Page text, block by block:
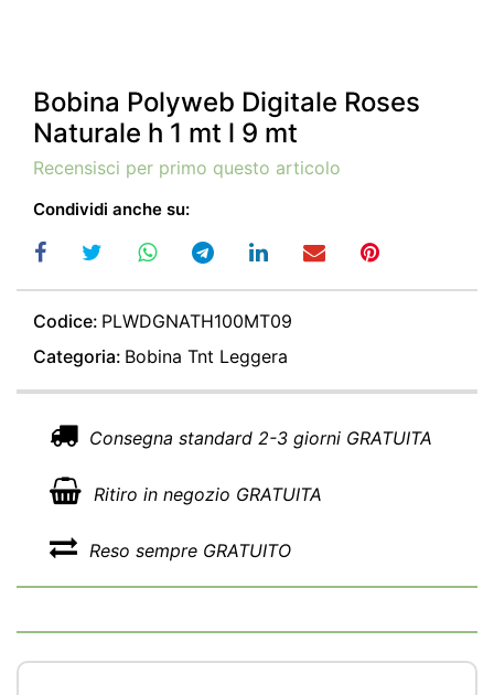
Bobina Polyweb Digitale Roses
Naturale h 1 mt l 9 mt
Recensisci per primo questo articolo
Condividi anche su:
Codice: PLWDGNATH100MT09
Categoria: Bobina Tnt Leggera
Consegna standard 2-3 giorni GRATUITA
Ritiro in negozio GRATUITA
Reso sempre GRATUITO